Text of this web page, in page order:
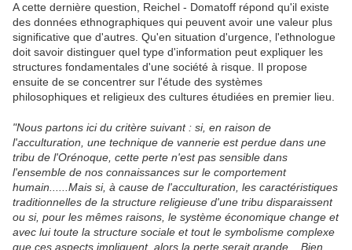
A cette dernière question, Reichel - Domatoff répond qu'il existe
des données ethnographiques qui peuvent avoir une valeur plus
significative que d'autres. Qu'en situation d'urgence, l'ethnologue
doit savoir distinguer quel type d'information peut expliquer les
structures fondamentales d'une société à risque. Il propose
ensuite de se concentrer sur l'étude des systèmes
philosophiques et religieux des cultures étudiées en premier lieu.
"Nous partons ici du critère suivant : si, en raison de
l'acculturation, une technique de vannerie est perdue dans une
tribu de l'Orénoque, cette perte n'est pas sensible dans
l'ensemble de nos connaissances sur le comportement
humain......Mais si, à cause de l'acculturation, les caractéristiques
traditionnelles de la structure religieuse d'une tribu disparaissent
ou si, pour les mêmes raisons, le système économique change et
avec lui toute la structure sociale et tout le symbolisme complexe
que ces aspects impliquent, alors la perte serait grande... Bien